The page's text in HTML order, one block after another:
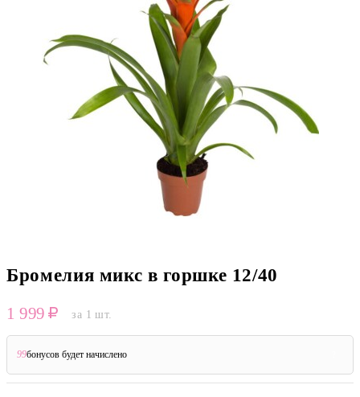
Бромелия микс в горшке 12/40
1 999 за 1 шт.
99бонусов будет начислено